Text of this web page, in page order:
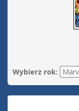
Wybierz rok: